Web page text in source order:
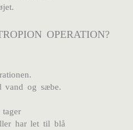
OPERATION?
vand og sæbe.
har let til blå